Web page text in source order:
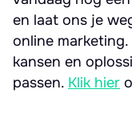
en laat ons je
online
kansen en
passen. Klik hier